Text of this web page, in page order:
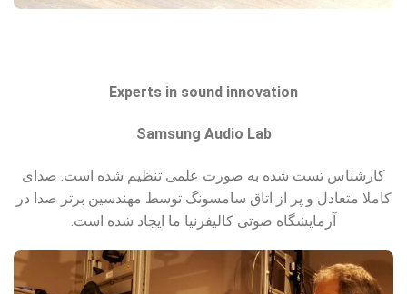
Experts in sound innovation
Samsung Audio Lab
کارشناس تست شده به صورت علمی تنظیم شده است. صدای
کاملا متعادل و پر از اتاق سامسونگ توسط مهندسین برتر صدا در
آزمایشگاه صوتی کالیفرنیا ما ایجاد شده است.